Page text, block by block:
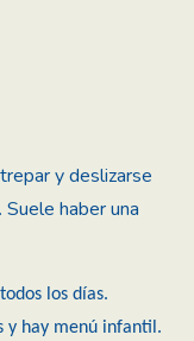
y deslizarse
haber una
los días.
y hay menú infantil.